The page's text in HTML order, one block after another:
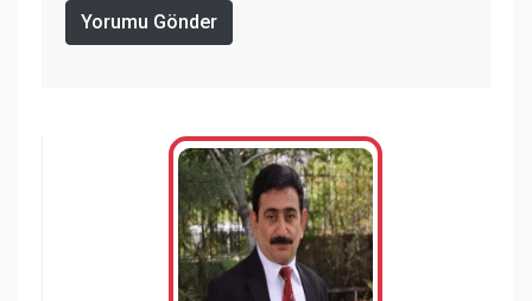
Yorumu Gönder